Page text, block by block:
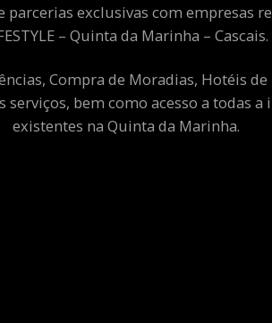
parcerias exclusivas com empresas
– Quinta da Marinha – Cascais.
Compra de Moradias, Hotéis de
serviços, bem como acesso a todas
existentes na Quinta da Marinha.